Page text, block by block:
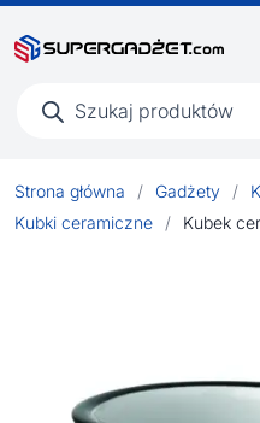
produktów
Strona główna / Gadżety /
Kubki ceramiczne
/ Kubek